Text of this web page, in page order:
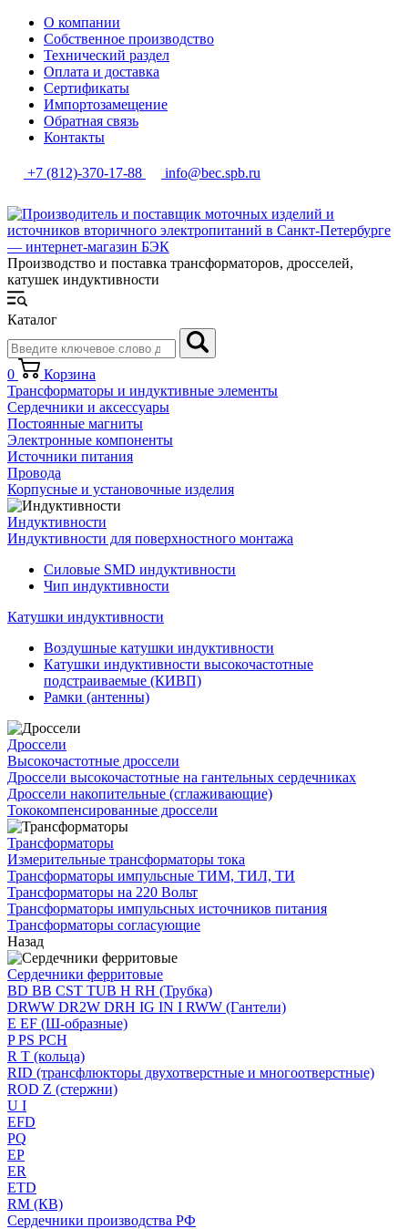
О компании
Собственное производство
Технический раздел
Оплата и доставка
Сертификаты
Импортозамещение
Обратная связь
Контакты
+7 (812)-370-17-88 info@bec.spb.ru
Производство и поставка трансформаторов, дросселей,
катушек индуктивности
Каталог
0
Корзина
Трансформаторы и индуктивные элементы
Сердечники и аксессуары
Постоянные магниты
Электронные компоненты
Источники питания
Провода
Корпусные и установочные изделия
Индуктивности
Индуктивности для поверхностного монтажа
Силовые SMD индуктивности
Чип индуктивности
Катушки индуктивности
Воздушные катушки индуктивности
Катушки индуктивности высокочастотные
подстраиваемые (КИВП)
Рамки (антенны)
Дроссели
Высокочастотные дроссели
Дроссели высокочастотные на гантельных сердечниках
Дроссели накопительные (сглаживающие)
Тококомпенсированные дроссели
Трансформаторы
Измерительные трансформаторы тока
Трансформаторы импульсные ТИМ, ТИЛ, ТИ
Трансформаторы на 220 Вольт
Трансформаторы импульсных источников питания
Трансформаторы согласующие
Назад
Сердечники ферритовые
BD BB CST TUB H RH (Трубка)
DRWW DR2W DRH IG IN I RWW (Гантели)
E EF (Ш-образные)
P PS PCH
R T (кольца)
RID (трансфлюкторы двухотверстные и многоотверстные)
ROD Z (стержни)
U I
EFD
PQ
EP
ER
ETD
RM (КВ)
Сердечники производства РФ